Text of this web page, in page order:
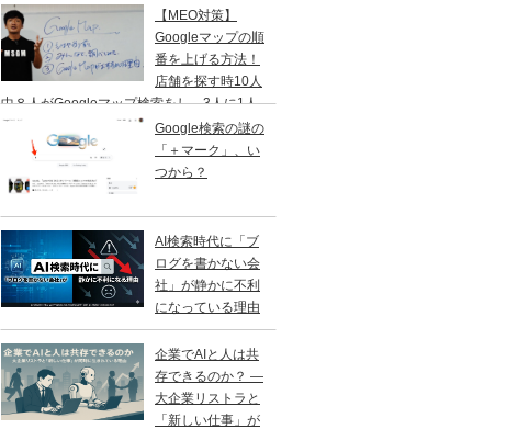
【MEO対策】
Googleマップの順
番を上げる方法！
店舗を探す時10人
中８人がGoogleマップ検索をし、3人に1人
は１日以内に来店する事を知ってますか？
Google検索の謎の
「＋マーク」、い
つから？
AI検索時代に「ブ
ログを書かない会
社」が静かに不利
になっている理由
企業でAIと人は共
存できるのか？ ―
大企業リストラと
「新しい仕事」が